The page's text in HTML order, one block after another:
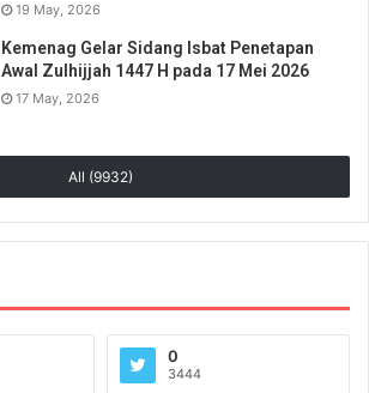
19 May, 2026
Kemenag Gelar Sidang Isbat Penetapan
Awal Zulhijjah 1447 H pada 17 Mei 2026
17 May, 2026
All (9932)
0
3444